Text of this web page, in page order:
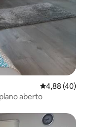
4,88 de uma
4,88 (40)
aberto